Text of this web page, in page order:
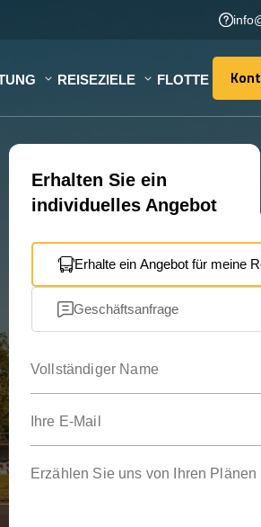
REISEZIELE FLOTTE
Erhalten Sie ein
individuelles Angebot
Erhalte ein Angebot für meine
Geschäftsanfrage